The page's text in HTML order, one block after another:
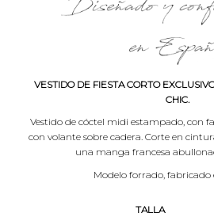
VESTIDO DE FIESTA CORTO
CHIC.
Vestido de cóctel midi estampado, con
con volante sobre cadera. Corte en
una manga francesa
Modelo forrado, fabricado
TALLA